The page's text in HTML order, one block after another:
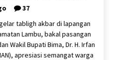
37
tabligh akbar di lapangan
Lambu, bakal pasangan
Wakil Bupati Bima, Dr. H. Irfan
apresiasi semangat warga